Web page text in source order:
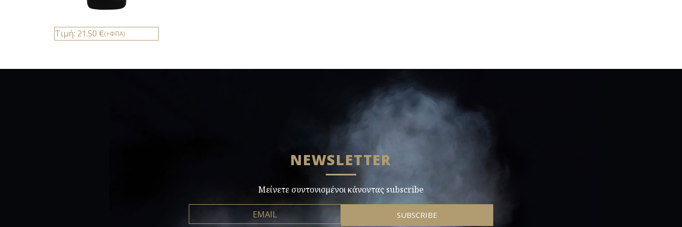
Τιμή: 21.50 €(+ΦΠΑ)
NEWSLETTER
Μείνετε συντονισμένοι κάνοντας subscribe